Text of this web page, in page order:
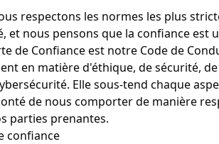
respectons les normes les plus
et nous pensons que la confiance est
de Confiance est notre Code de
en matière d'éthique, de sécurité,
Elle sous-tend chaque
de nous comporter de manière
parties prenantes.
confiance